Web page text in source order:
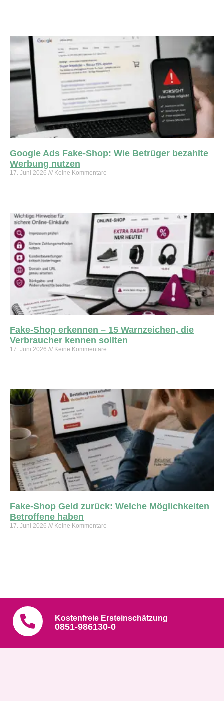
Google Ads Fake-Shop: Wie Betrüger bezahlte
Werbung nutzen
17. Juni 2026 Keine Kommentare
Fake-Shop erkennen – 15 Warnzeichen, die
Verbraucher kennen sollten
17. Juni 2026 Keine Kommentare
Fake-Shop Geld zurück: Welche Möglichkeiten
Betroffene haben
17. Juni 2026 Keine Kommentare
Kostenfreie Ersteinschätzung
0851-986130-0